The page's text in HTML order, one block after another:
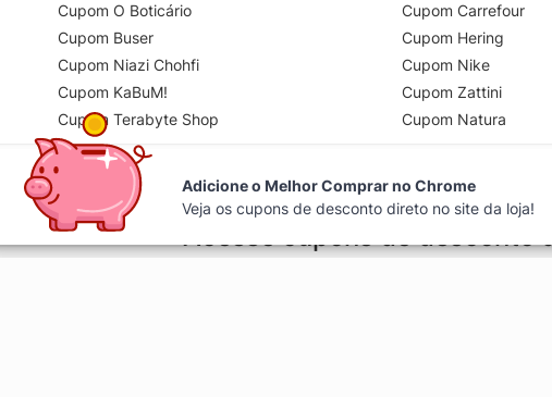
Cupom O Boticário
Cupom Buser
Cupom Niazi Chohfi
Cupom KaBuM!
Cupom Terabyte Shop
Cupom Carrefour
Cupom Hering
Cupom Nike
Cupom Zattini
Cupom Natura
Acesse cupons de desconto
Adicione o Melhor Comprar no Chrome
Veja os cupons de desconto direto no site da loja!